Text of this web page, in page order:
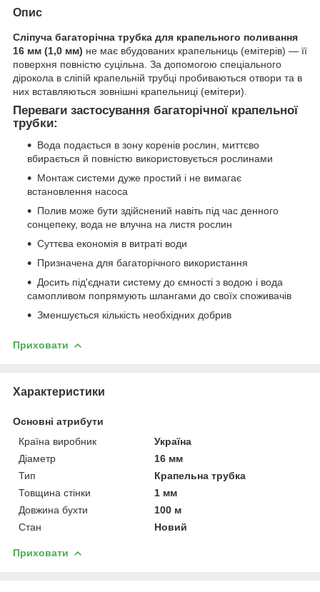
Опис
Сліпуча багаторічна трубка для крапельного поливання
16 мм (1,0 мм) не має вбудованих крапельниць (емітерів) — її
поверхня повністю суцільна. За допомогою спеціального
дірокола в сліпій крапельній трубці пробиваються отвори та в
них вставляються зовнішні крапельниці (емітери).
Переваги застосування багаторічної крапельної
трубки:
Вода подається в зону коренів рослин, миттєво
вбирається й повністю використовується рослинами
Монтаж системи дуже простий і не вимагає
встановлення насоса
Полив може бути здійснений навіть під час денного
сонцепеку, вода не влучна на листя рослин
Суттєва економія в витраті води
Призначена для багаторічного використання
Досить під'єднати систему до ємності з водою і вода
самопливом попрямують шлангами до своїх споживачів
Зменшується кількість необхідних добрив
Приховати
Характеристики
Основні атрибути
Країна виробник
Україна
Діаметр
16 мм
Тип
Крапельна трубка
Товщина стінки
1 мм
Довжина бухти
100 м
Стан
Новий
Приховати